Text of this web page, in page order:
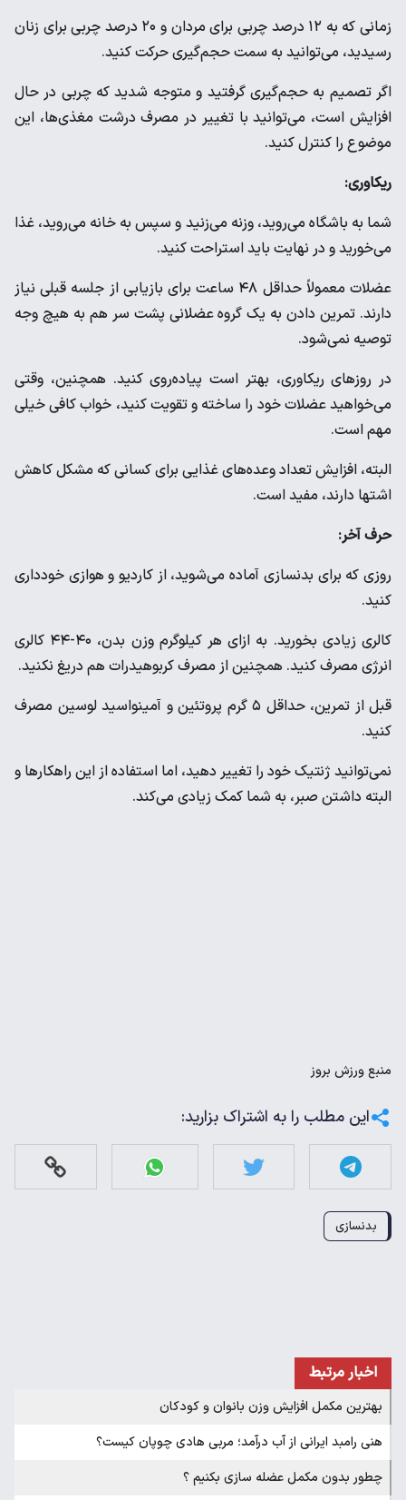
زمانی که به ۱۲ درصد چربی برای مردان و ۲۰ درصد چربی برای زنان
رسیدید، می‌توانید به سمت حجم‌گیری حرکت کنید.
اگر تصمیم به حجم‌گیری گرفتید و متوجه شدید که چربی در حال
افزایش است، می‌توانید با تغییر در مصرف درشت مغذی‌ها، این
موضوع را کنترل کنید.
ریکاوری:
شما به باشگاه می‌روید، وزنه می‌زنید و سپس به خانه می‌روید، غذا
می‌خورید و در نهایت باید استراحت کنید.
عضلات معمولاً حداقل ۴۸ ساعت برای بازیابی از جلسه قبلی نیاز
دارند. تمرین دادن به یک گروه عضلانی پشت سر هم به هیچ وجه
توصیه نمی‌شود.
در روزهای ریکاوری، بهتر است پیاده‌روی کنید. همچنین، وقتی
می‌خواهید عضلات خود را ساخته و تقویت کنید، خواب کافی خیلی
مهم است.
البته، افزایش تعداد وعده‌های غذایی برای کسانی که مشکل کاهش
اشتها دارند، مفید است.
حرف آخر:
روزی که برای بدنسازی آماده می‌شوید، از کاردیو و هوازی خودداری
کنید.
کالری زیادی بخورید. به ازای هر کیلوگرم وزن بدن، ۴۰-۴۴ کالری
انرژی مصرف کنید. همچنین از مصرف کربوهیدرات هم دریغ نکنید.
قبل از تمرین، حداقل ۵ گرم پروتئین و آمینواسید لوسین مصرف
کنید.
نمی‌توانید ژنتیک خود را تغییر دهید، اما استفاده از این راهکارها و
البته داشتن صبر، به شما کمک زیادی می‌کند.
منبعورزش بروز
این مطلب را به اشتراک بزارید:
بدنسازی
اخبار مرتبط
بهترین مکمل افزایش وزن بانوان و کودکان
هنی رامبد ایرانی از آب درآمد؛ مربی هادی چوپان کیست؟
چطور بدون مکمل عضله سازی بکنیم ؟